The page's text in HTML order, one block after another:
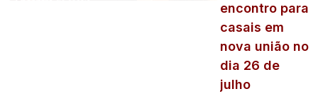
encontro para
casais em
nova união no
dia 26 de
julho